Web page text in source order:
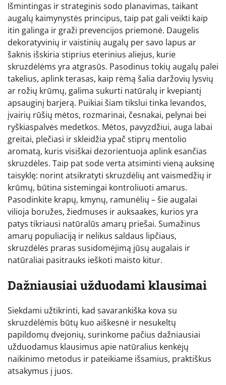
Išmintingas ir strateginis sodo planavimas, taikant
augalų kaimynystės principus, taip pat gali veikti kaip
itin galinga ir graži prevencijos priemonė. Daugelis
dekoratyvinių ir vaistinių augalų per savo lapus ar
šaknis išskiria stiprius eterinius aliejus, kurie
skruzdėlėms yra atgrasūs. Pasodinus tokių augalų palei
takelius, aplink terasas, kaip rėmą šalia daržovių lysvių
ar rožių krūmų, galima sukurti natūralų ir kvepiantį
apsauginį barjerą. Puikiai šiam tikslui tinka levandos,
įvairių rūšių mėtos, rozmarinai, česnakai, pelynai bei
ryškiaspalvės medetkos. Mėtos, pavyzdžiui, auga labai
greitai, plečiasi ir skleidžia ypač stiprų mentolio
aromatą, kuris visiškai dezorientuoja aplink esančias
skruzdėles. Taip pat sode verta atsiminti vieną auksinę
taisyklę: norint atsikratyti skruzdėlių ant vaismedžių ir
krūmų, būtina sistemingai kontroliuoti amarus.
Pasodinkite krapų, kmynų, ramunėlių – šie augalai
vilioja boružes, žiedmuses ir auksaakes, kurios yra
patys tikriausi natūralūs amarų priešai. Sumažinus
amarų populiaciją ir nelikus saldaus lipčiaus,
skruzdėlės praras susidomėjimą jūsų augalais ir
natūraliai pasitrauks ieškoti maisto kitur.
Dažniausiai užduodami klausimai
Siekdami užtikrinti, kad savarankiška kova su
skruzdėlėmis būtų kuo aiškesnė ir nesukeltų
papildomų dvejonių, surinkome pačius dažniausiai
užduodamus klausimus apie natūralius kenkėjų
naikinimo metodus ir pateikiame išsamius, praktiškus
atsakymus į juos.